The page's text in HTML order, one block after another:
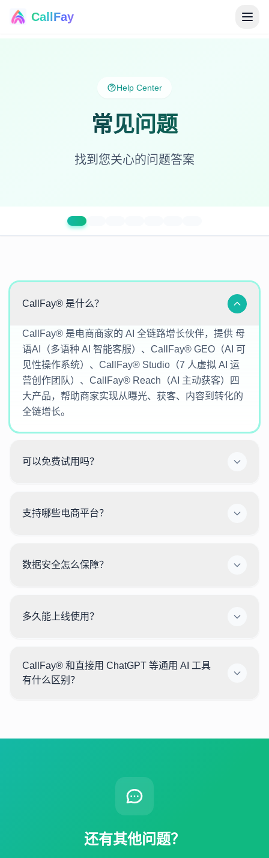
CallFay
Help Center
常见问题
找到您关心的问题答案
通用问题
CallFay® 是什么？
CallFay® 是电商商家的 AI 全链路增长伙伴，提供 母
语AI（多语种 AI 智能客服）、CallFay® GEO（AI 可
见性操作系统）、CallFay® Studio（7 人虚拟 AI 运
营创作团队）、CallFay® Reach（AI 主动获客）四
大产品，帮助商家实现从曝光、获客、内容到转化的
全链增长。
可以免费试用吗？
支持哪些电商平台？
数据安全怎么保障？
多久能上线使用？
CallFay® 和直接用 ChatGPT 等通用 AI 工具
有什么区别？
还有其他问题？